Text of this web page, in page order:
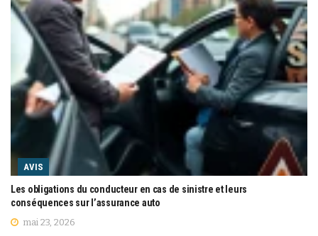
AVIS
Les obligations du conducteur en cas de sinistre et leurs
conséquences sur l’assurance auto
mai 23, 2026